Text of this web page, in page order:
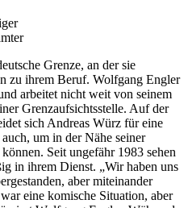
Grenze, an der sie
zu ihrem Beruf. Wolfgang Engler
arbeitet nicht weit von seinem
Grenzaufsichtsstelle. Auf der
sich Andreas Würz für eine
um in der Nähe seiner
Seit ungefähr 1983 sehen
in ihrem Dienst. „Wir haben uns
aber miteinander
eine komische Situation, aber